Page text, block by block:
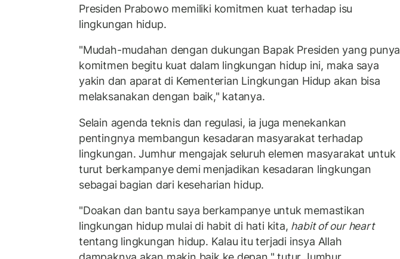
Presiden Prabowo memiliki komitmen kuat terhadap isu
lingkungan hidup.
"Mudah-mudahan dengan dukungan Bapak Presiden yang punya
komitmen begitu kuat dalam lingkungan hidup ini, maka saya
yakin dan aparat di Kementerian Lingkungan Hidup akan bisa
melaksanakan dengan baik," katanya.
Selain agenda teknis dan regulasi, ia juga menekankan
pentingnya membangun kesadaran masyarakat terhadap
lingkungan. Jumhur mengajak seluruh elemen masyarakat untuk
turut berkampanye demi menjadikan kesadaran lingkungan
sebagai bagian dari keseharian hidup.
"Doakan dan bantu saya berkampanye untuk memastikan
lingkungan hidup mulai di habit di hati kita, habit of our heart
tentang lingkungan hidup. Kalau itu terjadi insya Allah